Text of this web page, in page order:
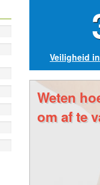
Veiligheid
Weten
om af te